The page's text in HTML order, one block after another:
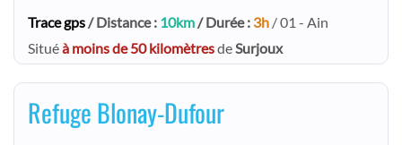
Trace gps / Distance : 10km / Durée : 3h / 01 - Ain
Situéà moins de 50 kilomètresde Surjoux
Refuge Blonay-Dufour